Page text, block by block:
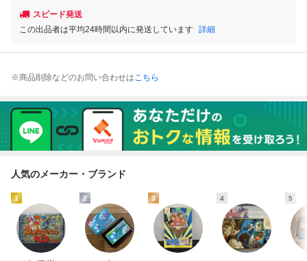
スピード発送
この出品者は平均24時間以内に発送しています 詳細
※商品削除などのお問い合わせはこちら
人気のメーカー・ブランド
1 2 3 4 5